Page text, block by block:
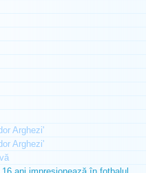
Arghezi'
Arghezi'